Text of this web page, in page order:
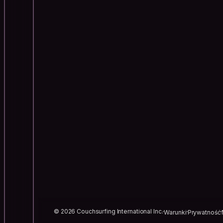
© 2026 Couchsurfing International Inc.WarunkiPrywatność